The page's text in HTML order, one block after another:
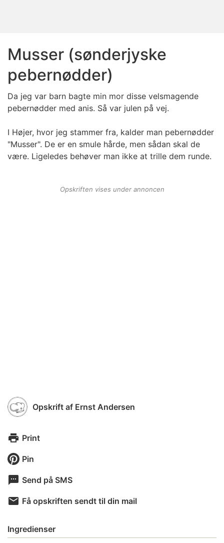
Musser (sønderjyske
pebernødder)
Da jeg var barn bagte min mor disse velsmagende
pebernødder med anis. Så var julen på vej.
I Højer, hvor jeg stammer fra, kalder man pebernødder
"Musser". De er en smule hårde, men sådan skal de
være. Ligeledes behøver man ikke at trille dem runde.
Opskriften vises under annoncen
Opskrift af Ernst Andersen
Print
Pin
Send på SMS
Få opskriften sendt til din mail
Ingredienser